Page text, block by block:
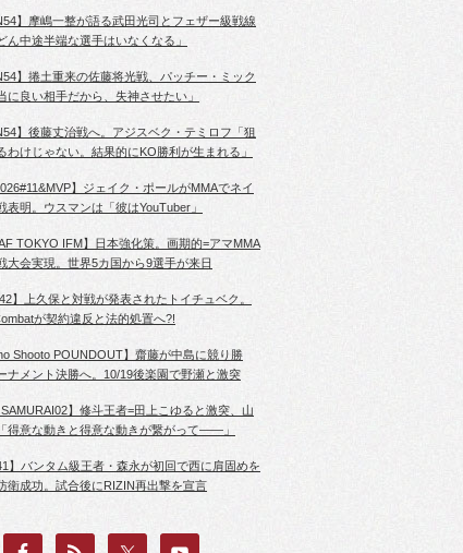
】摩嶋一整が語る武田光司とフェザー級戦線
ん中途半端な選手はいなくなる」
】捲土重来の佐藤将光戦、パッチー・ミック
に良い相手だから、失神させたい」
】後藤丈治戦へ。アジスベク・テミロフ「狙
わけじゃない。結果的にKO勝利が生まれる」
】ジェイク・ポールがMMAでネイ
表明。ウスマンは「彼はYouTuber」
TOKYO IFM】日本強化策。画期的=アマMMA
大会実現。世界5カ国から9選手が来日
】上久保と対戦が発表されたトイチュベク。
が契約違反と法的処置へ?!
Shooto POUNDOUT】齋藤が中島に競り勝
ナメント決勝へ。10/19後楽園で野瀬と激突
SAMURAI02】修斗王者=田上こゆると激突、山
得意な動きと得意な動きが繋がって――」
】バンタム級王者・森永が初回で西に肩固めを
衛成功。試合後にRIZIN再出撃を宣言